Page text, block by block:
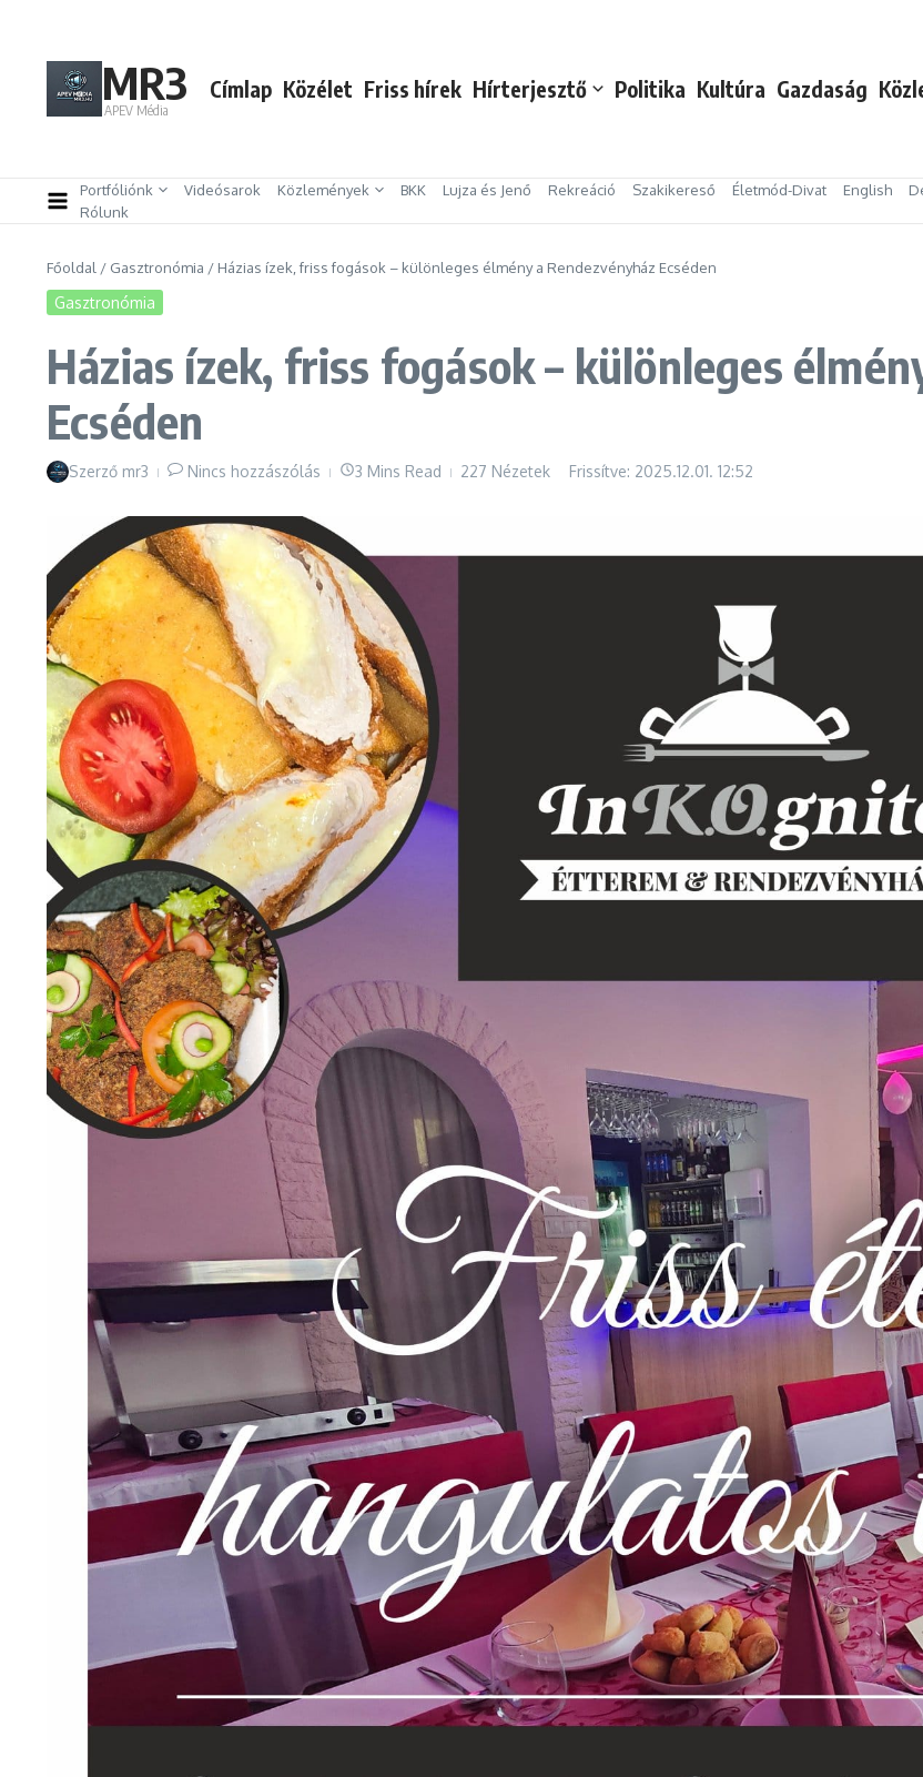
MR3
APEV Média
Címlap Közélet Friss hírek Hírterjesztő Politika Kultúra Gazdaság
Portfóliónk Videósarok Közlemények BKK Lujza és Jenő Rekreáció Szakikereső Életmód-Divat English
Rólunk
Főoldal / Gasztronómia / Házias ízek, friss fogások – különleges élmény a Rendezvényház Ecséden
Gasztronómia
Házias ízek, friss fogások – különleges
Ecséden
Szerző mr3 Nincs hozzászólás 3 Mins Read 227 Nézetek Frissítve: 2025.12.01. 12:52